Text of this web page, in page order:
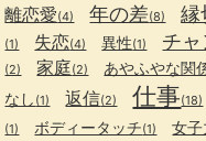
離恋愛(4) 年の差(8) 縁
(1) 失恋(4) 異性(1) チャ
(2) 家庭(2) あやふやな関
なし (1) 返信(2) 仕事(18)
(1) ボディータッチ(1) 女子